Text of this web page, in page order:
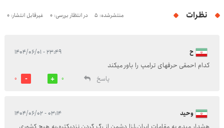
نظرات منتشرشده: 5 در انتظار بررسی: 0 غیرقابل انتشار: 0
ح ۲۳:۴۹ - ۱۴۰۴/۰۶/۰۱
کدام احمقی حرفهای ترامپ را باور میکند
پاسخ
0
0
وحید ۰۳:۱۴ - ۱۴۰۴/۰۶/۰۲